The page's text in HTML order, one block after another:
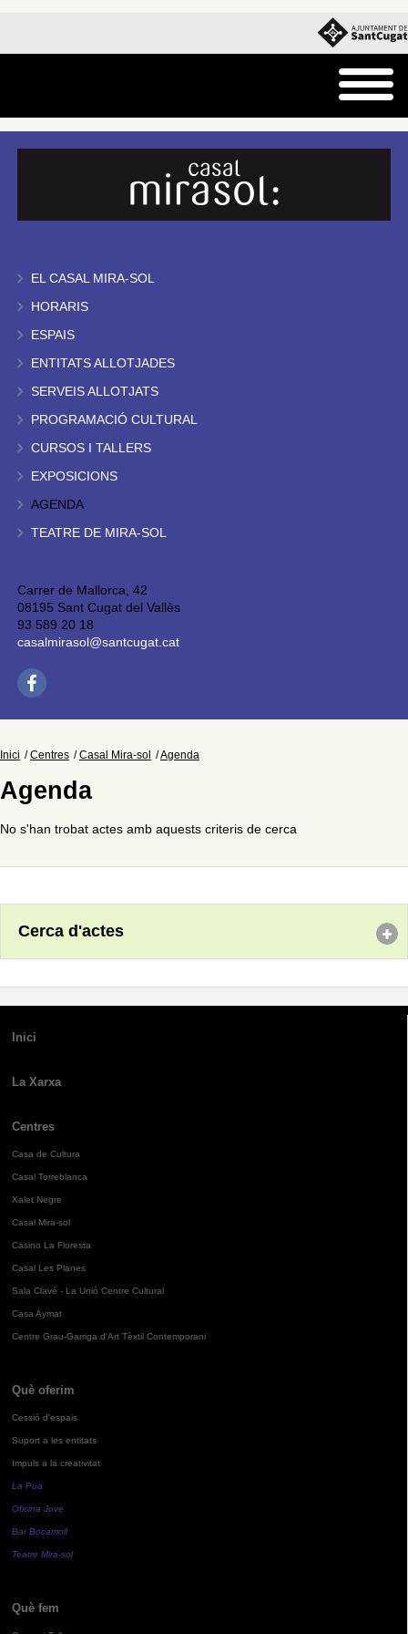
EL CASAL MIRA-SOL
HORARIS
ESPAIS
ENTITATS ALLOTJADES
SERVEIS ALLOTJATS
PROGRAMACIÓ CULTURAL
CURSOS I TALLERS
EXPOSICIONS
AGENDA
TEATRE DE MIRA-SOL
Carrer de Mallorca, 42
08195 Sant Cugat del Vallès
93 589 20 18
casalmirasol@santcugat.cat
Inici Centres Casal Mira-sol Agenda
Agenda
No s'han trobat actes amb aquests criteris de cerca
Cerca d'actes
Inici
La Xarxa
Centres
Casa de Cultura
Casal Torreblanca
Xalet Negre
Casal Mira-sol
Casino La Floresta
Casal Les Planes
Sala Clavé - La Unió Centre Cultural
Casa Aymat
Centre Grau-Garriga d'Art Tèxtil Contemporani
Què oferim
Cessió d'espais
Suport a les entitats
Impuls a la creativitat
La Pua
Oficina Jove
Bar Bocamoll
Teatre Mira-sol
Què fem